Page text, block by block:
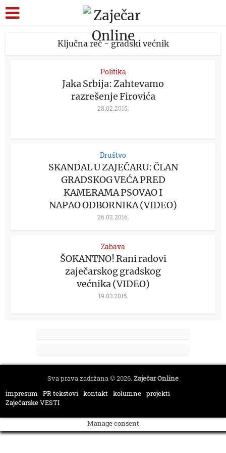
Ključna reč - gradski većnik
Politika
Jaka Srbija: Zahtevamo
razrešenje Firovića
28.02.2016.
Društvo
SKANDAL U ZAJEČARU: ČLAN
GRADSKOG VEĆA PRED
KAMERAMA PSOVAO I
NAPAO ODBORNIKA (VIDEO)
26.02.2016.
Zabava
ŠOKANTNO! Rani radovi
zaječarskog gradskog
većnika (VIDEO)
19.03.2015.
Sva prava zadržana © 2026.Zaječar Online
impresum
PR tekstovi kontakt kolumne projekti
Zaječarske VESTI
Manage consent